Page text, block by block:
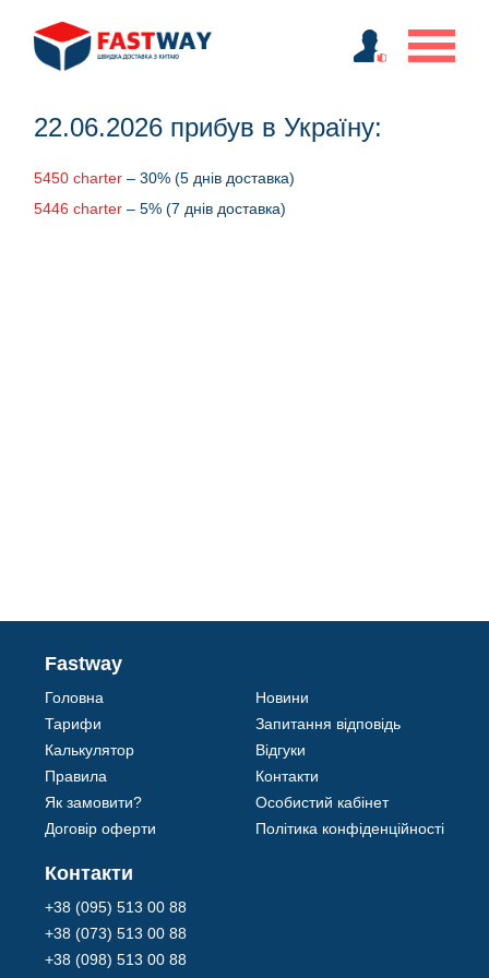
22.06.2026 прибув в Україну:
5450 charter – 30% (5 днів доставка)
5446 charter – 5% (7 днів доставка)
Fastway
Головна
Тарифи
Калькулятор
Правила
Як замовити?
Договір оферти
Новини
Запитання відповідь
Відгуки
Контакти
Особистий кабінет
Політика конфіденційності
Контакти
+38 (095) 513 00 88
+38 (073) 513 00 88
+38 (098) 513 00 88